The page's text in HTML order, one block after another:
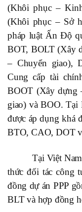
(Khôi phục –
(Khôi phục – Sở
pháp luật Ấn Độ
BOT, BOLT (Xây
– Chuyển giao),
Cung cấp tài
BOOT (Xây dựng
giao) và BOO. Tại
được áp dụng khá
BTO, CAO, DOT
Tại Việt Nam,
thức đối tác công
đồng dự án PPP
BLT và hợp đồng